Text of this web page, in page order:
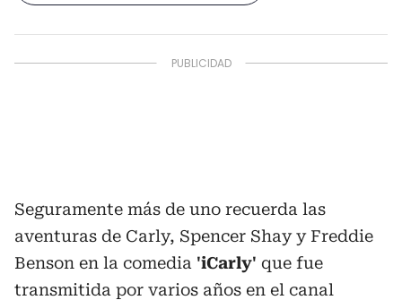
Seguramente más de uno recuerda las
aventuras de Carly, Spencer Shay y Freddie
Benson en la comedia 'iCarly' que fue
transmitida por varios años en el canal